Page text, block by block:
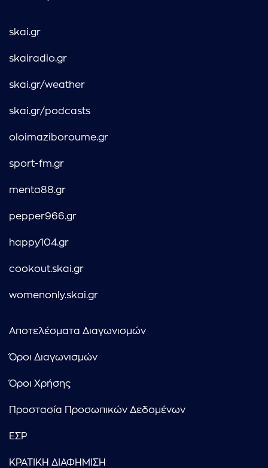
skai.gr
skairadio.gr
skai.gr/weather
skai.gr/podcasts
oloimaziboroume.gr
sport-fm.gr
menta88.gr
pepper966.gr
happy104.gr
cookout.skai.gr
womenonly.skai.gr
Αποτελέσματα Διαγωνισμών
Όροι Διαγωνισμών
Όροι Χρήσης
Προστασία Προσωπικών Δεδομένων
ΕΣΡ
ΚΡΑΤΙΚΗ ΔΙΑΦΗΜΙΣΗ